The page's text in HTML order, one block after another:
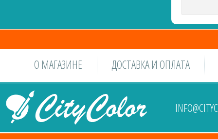
О МАГАЗИНЕ ДОСТАВКА И ОПЛАТА